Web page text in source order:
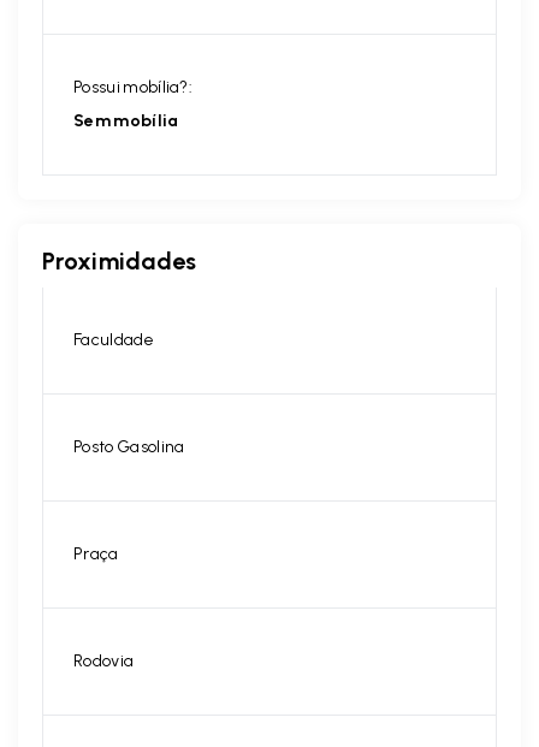
Possui mobília?:
Sem mobília
Proximidades
Faculdade
Posto Gasolina
Praça
Rodovia